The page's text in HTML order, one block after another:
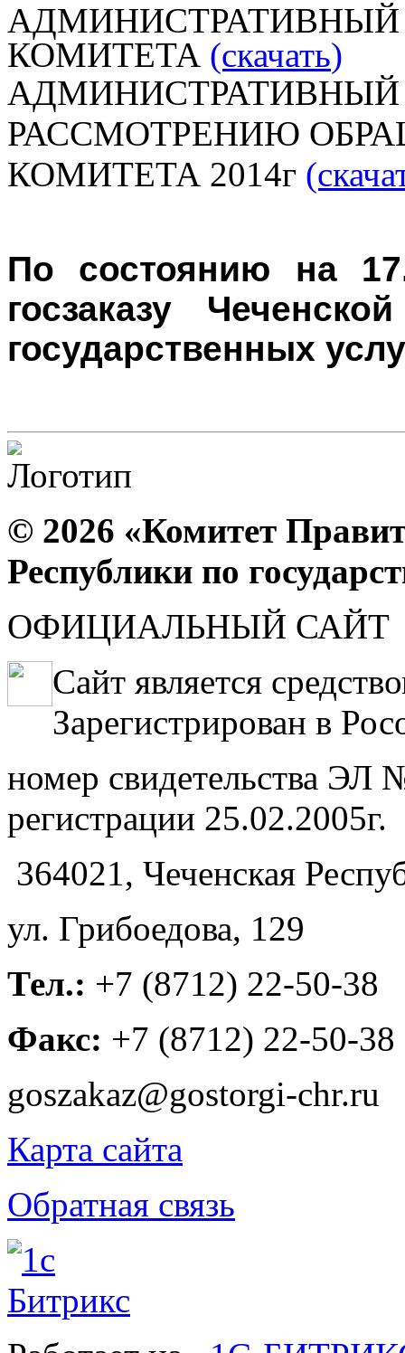
КОМИТЕТА (скачать)
АДМИНИСТРАТИВНЫЙ
РАССМОТРЕНИЮ
КОМИТЕТА 2014г
По состоянию на
госзаказу
государственных
© 2026 «Комитет
Республики по
ОФИЦИАЛЬНЫЙ САЙТ
Сайт является
Зарегистрирован в
номер свидетельства
регистрации 25.02.2005г.
364021, Чеченская
ул. Грибоедова, 129
Тел.: +7 (8712) 22-50-38
Факс: +7 (8712) 22-50-38
goszakaz@gostorgi-chr.ru
Карта сайта
Обратная связь